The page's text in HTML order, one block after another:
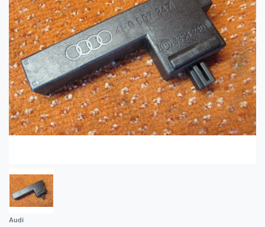
Audi